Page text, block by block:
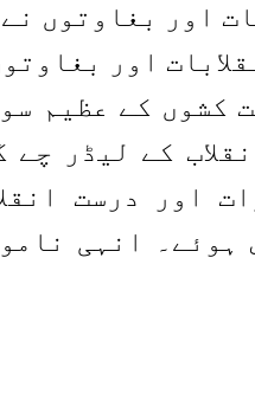
اور بغاوتوں
اور
کشوں کے عظیم
کے لیڈر چے
اور درست
ہوئے۔ انہی